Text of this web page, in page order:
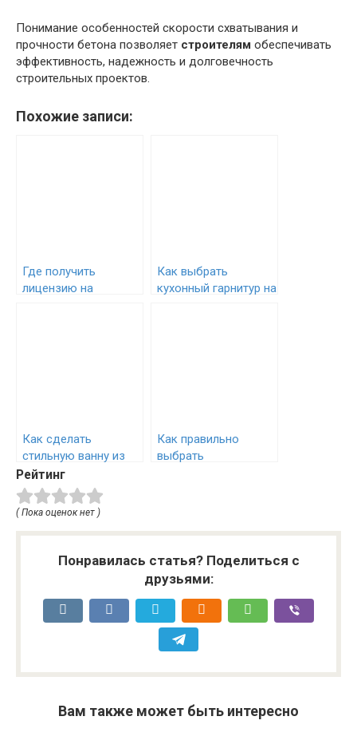
Понимание особенностей скорости схватывания и
прочности бетона позволяет строителям обеспечивать
эффективность, надежность и долговечность
строительных проектов.
Похожие записи:
Где получить
лицензию на
Как выбрать
кухонный гарнитур на
Как сделать
стильную ванну из
бетона своими
руками
Как правильно
выбрать
Рейтинг
( Пока оценок нет )
Понравилась статья? Поделиться с
друзьями:
Вам также может быть интересно